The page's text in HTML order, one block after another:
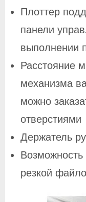
Плоттер
панели
выполнении
Расстояние
механизма
можно
отверстиями
Держатель
резкой